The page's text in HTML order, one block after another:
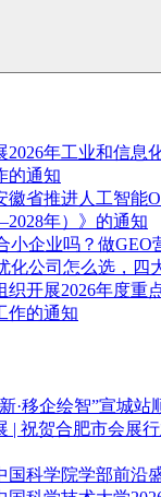
2026年工业和信息
的通知
徽省推进人工智能
年）》的通知
小企业吗？做GEO
化公司怎么选，四
织开展2026年度重
作的通知
·移企绘智”宣城站
| 祝贺合肥市会展
国科学院学部前沿